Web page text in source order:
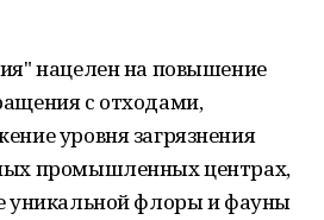
нацелен на повышение
с отходами,
уровня загрязнения
промышленных центрах,
уникальной флоры и фауны